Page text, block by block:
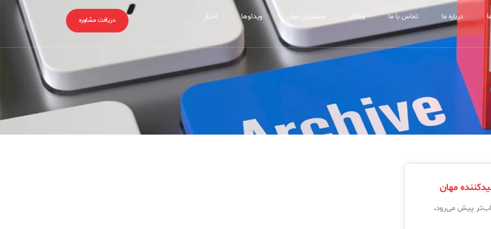
درباره ما تماس با ما وبلاگ مشتریان مهان ویدئوها اخبار دریافت مشاوره
مهان
پیش می‌رود،